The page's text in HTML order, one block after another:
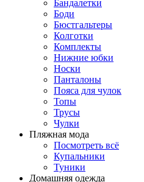
Бандалетки
Боди
Бюстгальтеры
Колготки
Комплекты
Нижние юбки
Носки
Панталоны
Поясa для чулок
Топы
Трусы
Чулки
Пляжная мода
Посмотреть всё
Купальники
Туники
Домашняя одежда